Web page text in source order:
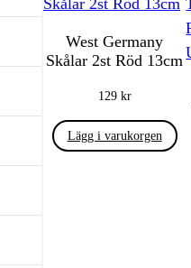
West Germany
Skålar 2st Röd 13cm
129 kr
Lägg i varukorgen